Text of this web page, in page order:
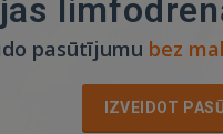
pasūtījumu bez
IZVEIDOT